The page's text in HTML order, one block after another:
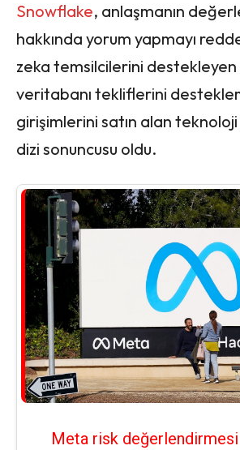
Snowflake, anlaşmanın
hakkında yorum yapmayı
zeka temsilcilerini
veritabanı tekliflerini
girişimlerini satın alan
dizi sonuncusu oldu.
Meta risk